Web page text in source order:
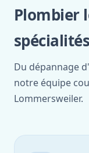
Plombier
spécialités
Du dépannage
notre équipe
Lommersweiler.